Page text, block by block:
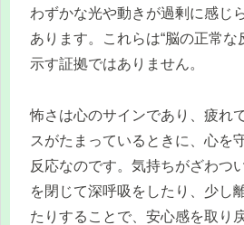
わずかな光や動きが過剰に感じ
あります。これらは“脳の正常な
示す証拠ではありません。
怖さは心のサインであり、疲れ
スがたまっているときに、心を
反応なのです。気持ちがざわつ
を閉じて深呼吸をしたり、少し
たりすることで、安心感を取り